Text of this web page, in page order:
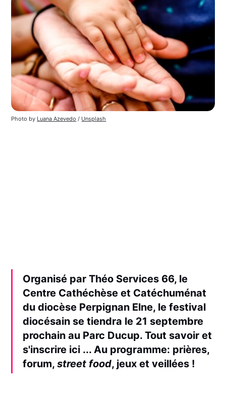
Photo by Luana Azevedo / Unsplash
Organisé par Théo Services 66, le
Centre Cathéchèse et Catéchuménat
du diocèse Perpignan Elne, le festival
diocésain se tiendra le 21 septembre
prochain au Parc Ducup. Tout savoir et
s'inscrire ici ... Au programme: prières,
forum,street food, jeux et veillées !